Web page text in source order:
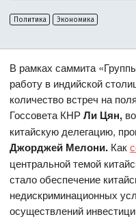
Политика Экономика
В рамках саммита
работу в индийской
количество встреч на
Госсовета КНРЛи Цян,
китайскую делегацию,
Джорджей Мелони. Как
центральной темой
стало обеспечение
недискриминационных
осуществлений